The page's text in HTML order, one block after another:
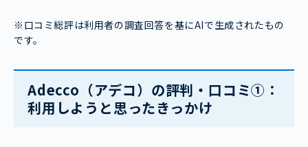
※口コミ総評は利用者の調査回答を基にAIで生成されたもの
です。
Adecco（アデコ）の評判・口コミ①：
利用しようと思ったきっかけ